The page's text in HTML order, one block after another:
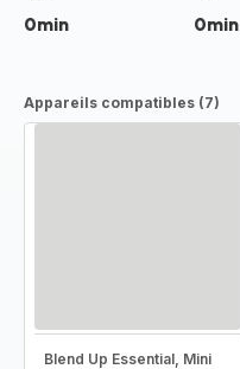
0min 0min
Appareils compatibles (7)
Blend Up Essential, Mini